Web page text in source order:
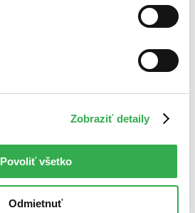
Zobraziť detaily
Povoliť všetko
Odmietnuť